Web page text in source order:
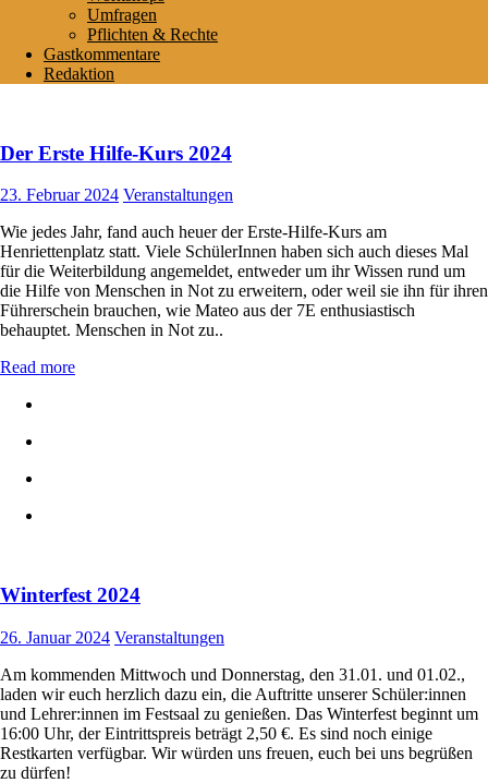
Umfragen
Pflichten & Rechte
Gastkommentare
Redaktion
Der Erste Hilfe-Kurs 2024
23. Februar 2024 Veranstaltungen
Wie jedes Jahr, fand auch heuer der Erste-Hilfe-Kurs am
Henriettenplatz statt. Viele SchülerInnen haben sich auch dieses Mal
für die Weiterbildung angemeldet, entweder um ihr Wissen rund um
die Hilfe von Menschen in Not zu erweitern, oder weil sie ihn für ihren
Führerschein brauchen, wie Mateo aus der 7E enthusiastisch
behauptet. Menschen in Not zu..
Read more
Winterfest 2024
26. Januar 2024 Veranstaltungen
Am kommenden Mittwoch und Donnerstag, den 31.01. und 01.02.,
laden wir euch herzlich dazu ein, die Auftritte unserer Schüler:innen
und Lehrer:innen im Festsaal zu genießen. Das Winterfest beginnt um
16:00 Uhr, der Eintrittspreis beträgt 2,50 €. Es sind noch einige
Restkarten verfügbar. Wir würden uns freuen, euch bei uns begrüßen
zu dürfen!